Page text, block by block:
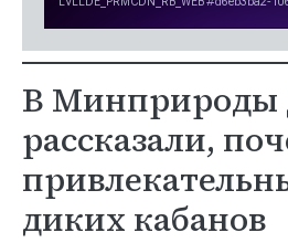
В
рассказали,
диких кабанов